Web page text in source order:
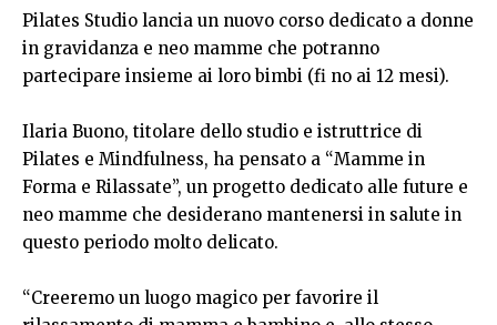
Pilates Studio lancia un nuovo corso dedicato a donne
in gravidanza e neo mamme che potranno
partecipare insieme ai loro bimbi (fi no ai 12 mesi).
Ilaria Buono, titolare dello studio e istruttrice di
Pilates e Mindfulness, ha pensato a “Mamme in
Forma e Rilassate”, un progetto dedicato alle future e
neo mamme che desiderano mantenersi in salute in
questo periodo molto delicato.
“Creeremo un luogo magico per favorire il